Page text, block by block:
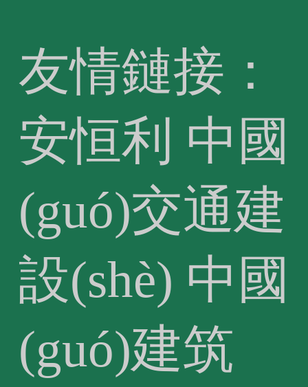
友情鏈接：
安恒利 中國
(guó)交通建
設(shè) 中國
(guó)建筑